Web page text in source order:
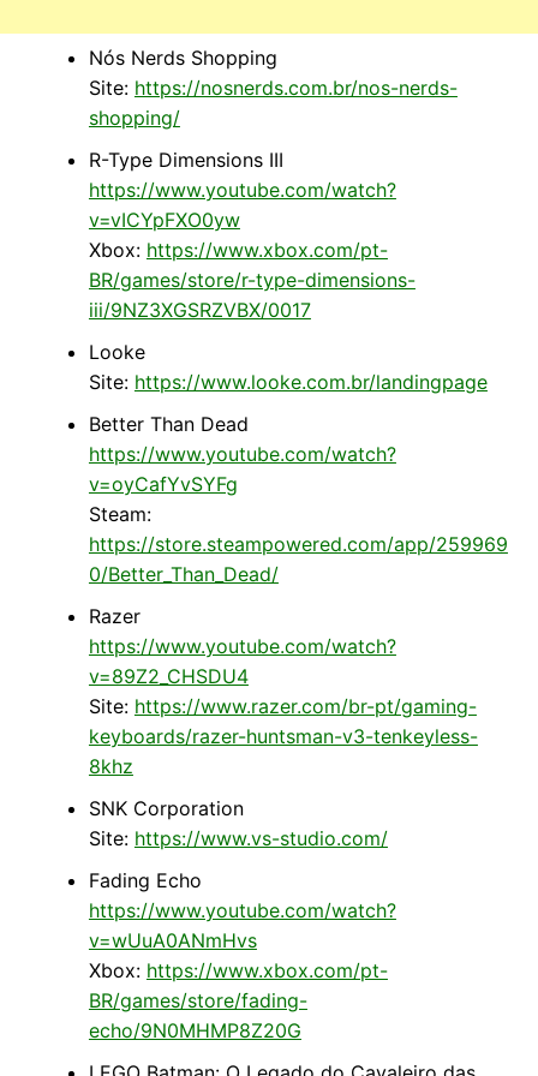
Nós Nerds Shopping
Site: https://nosnerds.com.br/nos-nerds-
shopping/
R-Type Dimensions III
https://www.youtube.com/watch?
v=vICYpFXO0yw
Xbox: https://www.xbox.com/pt-
BR/games/store/r-type-dimensions-
iii/9NZ3XGSRZVBX/0017
Looke
Site: https://www.looke.com.br/landingpage
Better Than Dead
https://www.youtube.com/watch?
v=oyCafYvSYFg
Steam:
https://store.steampowered.com/app/259969
0/Better_Than_Dead/
Razer
https://www.youtube.com/watch?
v=89Z2_CHSDU4
Site: https://www.razer.com/br-pt/gaming-
keyboards/razer-huntsman-v3-tenkeyless-
8khz
SNK Corporation
Site: https://www.vs-studio.com/
Fading Echo
https://www.youtube.com/watch?
v=wUuA0ANmHvs
Xbox: https://www.xbox.com/pt-
BR/games/store/fading-
echo/9N0MHMP8Z20G